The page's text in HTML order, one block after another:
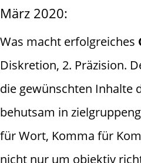
März 2020:
Was macht erfolgreiches
Diskretion, 2. Präzision.
die gewünschten Inhalte
behutsam in
für Wort, Komma für
nicht nur um objektiv